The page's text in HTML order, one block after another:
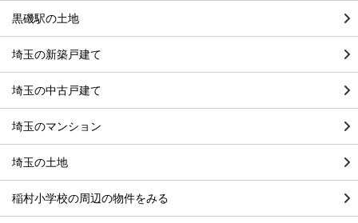
黒磯駅の土地
埼玉の新築戸建て
埼玉の中古戸建て
埼玉のマンション
埼玉の土地
稲村小学校の周辺の物件をみる